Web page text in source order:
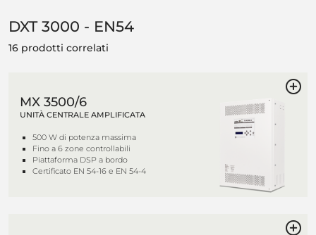
DXT 3000 - EN54
16 prodotti correlati
MX 3500/6
UNITÀ CENTRALE AMPLIFICATA
500 W di potenza massima
Fino a 6 zone controllabili
Piattaforma DSP a bordo
Certificato EN 54-16 e EN 54-4